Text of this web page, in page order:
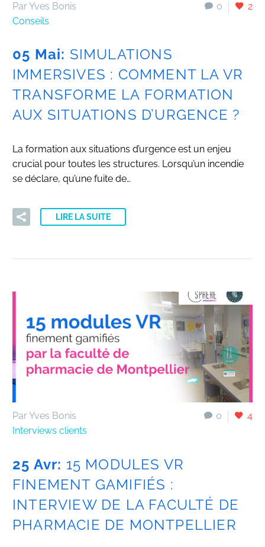
0 2
Par Yves Bonis
Conseils
05 Mai: SIMULATIONS
IMMERSIVES : COMMENT LA VR
TRANSFORME LA FORMATION
AUX SITUATIONS D’URGENCE ?
La formation aux situations d’urgence est un enjeu
crucial pour toutes les structures. Lorsqu’un incendie
se déclare, qu’une fuite de…
LIRE LA SUITE
0 4
Par Yves Bonis
Interviews clients
25 Avr: 15 MODULES VR
FINEMENT GAMIFIÉS :
INTERVIEW DE LA FACULTÉ DE
PHARMACIE DE MONTPELLIER